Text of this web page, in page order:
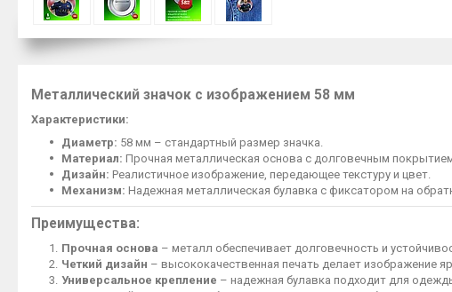
Металлический значок с изображением 58 мм
Характеристики:
Диаметр: 58 мм – стандартный размер значка.
Материал: Прочная металлическая основа с долговечным
Дизайн: Реалистичное изображение, передающее текстуру и цвет.
Механизм: Надежная металлическая булавка с фиксатором на
Преимущества:
Прочная основа – металл обеспечивает долговечность и
Четкий дизайн – высококачественная печать делает изображение
Универсальное крепление – надежная булавка подходит для